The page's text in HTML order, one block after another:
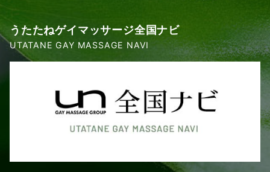
うたたねゲイマッサージ全国ナビ
UTATANE GAY MASSAGE NAVI